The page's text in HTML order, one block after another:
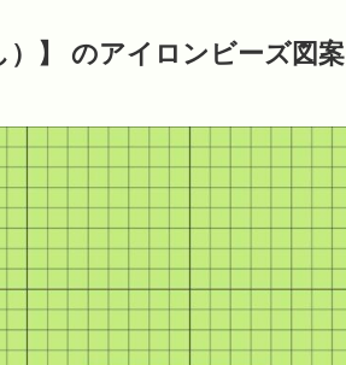
）】 のアイロンビーズ図案